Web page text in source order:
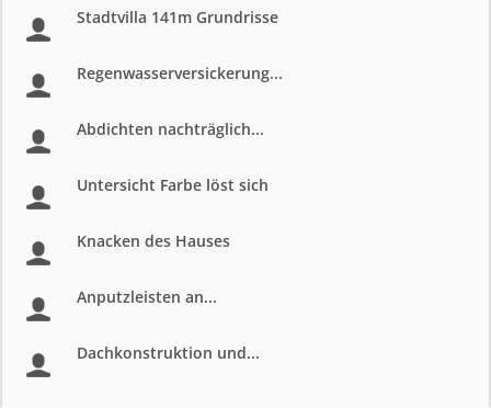
Stadtvilla 141m Grundrisse
Regenwasserversickerung...
Abdichten nachträglich...
Untersicht Farbe löst sich
Knacken des Hauses
Anputzleisten an...
Dachkonstruktion und...